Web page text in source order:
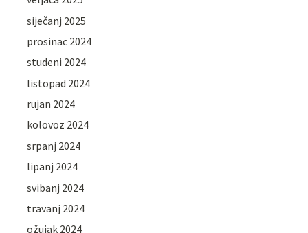
siječanj 2025
prosinac 2024
studeni 2024
listopad 2024
rujan 2024
kolovoz 2024
srpanj 2024
lipanj 2024
svibanj 2024
travanj 2024
ožujak 2024